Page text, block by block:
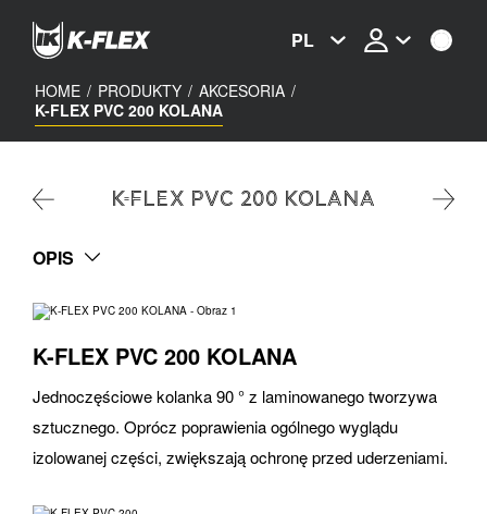
content
PL
HOME / PRODUKTY / AKCESORIA /
K-FLEX PVC 200 KOLANA
K-FLEX PVC 200 KOLANA
OPIS
K-FLEX PVC 200 KOLANA
Jednoczęściowe kolanka 90 ° z laminowanego tworzywa
sztucznego. Oprócz poprawienia ogólnego wyglądu
izolowanej części, zwiększają ochronę przed uderzeniami.